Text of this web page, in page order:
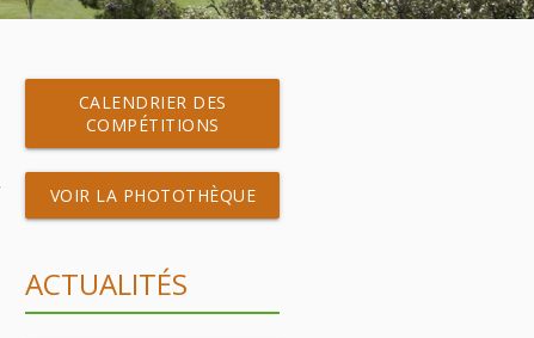
CALENDRIER DES
COMPÉTITIONS
VOIR LA PHOTOTHÈQUE
ACTUALITÉS